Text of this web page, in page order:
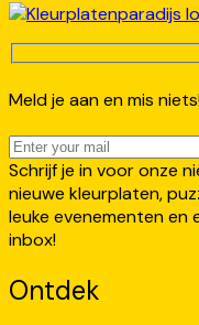
Meld je aan en mis
Schrijf je in voor onze
nieuwe kleurplaten,
leuke evenementen en
inbox!
Ontdek